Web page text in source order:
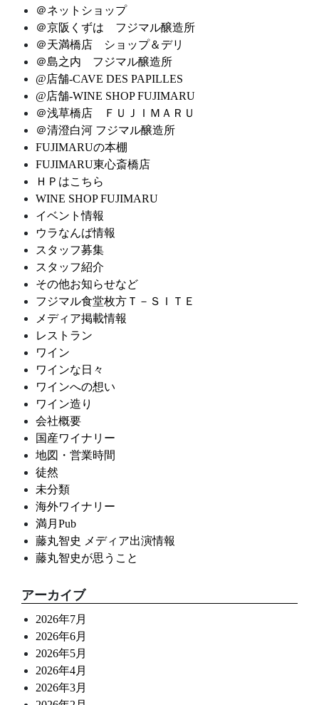
＠ネットショップ
＠京阪くずは フジマル醸造所
＠天満橋店 ショップ＆デリ
＠島之内 フジマル醸造所
@店舗-CAVE DES PAPILLES
@店舗-WINE SHOP FUJIMARU
＠浅草橋店 ＦＵＪＩＭＡＲＵ
＠清澄白河 フジマル醸造所
FUJIMARUの本棚
FUJIMARU東心斎橋店
ＨＰはこちら
WINE SHOP FUJIMARU
イベント情報
ウラなんば情報
スタッフ募集
スタッフ紹介
その他お知らせなど
フジマル食堂枚方Ｔ－ＳＩＴＥ
メディア掲載情報
レストラン
ワイン
ワインな日々
ワインへの想い
ワイン造り
会社概要
国産ワイナリー
地図・営業時間
徒然
未分類
海外ワイナリー
満月Pub
藤丸智史 メディア出演情報
藤丸智史が思うこと
アーカイブ
2026年7月
2026年6月
2026年5月
2026年4月
2026年3月